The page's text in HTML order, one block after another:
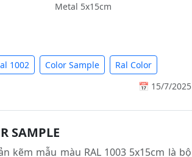
Metal 5x15cm
1002 Color Sample
Ral Color
📅 15/7/2025
SAMPLE
kẽm mẫu màu RAL 1003 5x15cm là bộ